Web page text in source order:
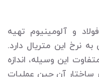
و آلومینیوم تهیه
نرخ این متریال دارد.
این وسیله، اندازه
ساختار آن حین عملیات